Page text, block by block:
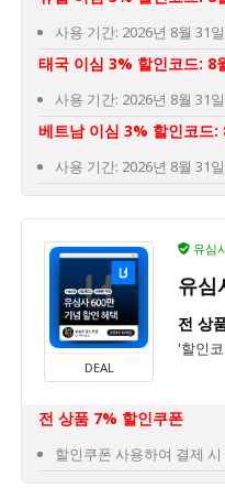
사용 기간: 2026년 8월 31
태국 이심 3% 할인코드: 8
사용 기간: 2026년 8월 31
베트남 이심 3% 할인코드:
사용 기간: 2026년 8월 31
DEAL
유심
유심
전 상
'할인
전 상품 7% 할인쿠폰
할인쿠폰 사용하여 결제